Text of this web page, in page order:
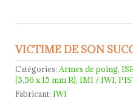
VICTIME DE SON
Catégories: Armes de poing,
(5,56 x 15 mm R), IMI / IWI,
Fabricant: IWI